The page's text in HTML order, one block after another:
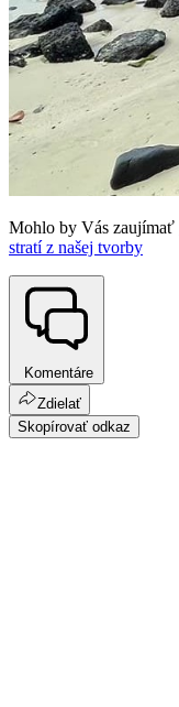
Mohlo by Vás zaujímať
stratí z našej tvorby
Komentáre
Zdielať
Skopírovať odkaz